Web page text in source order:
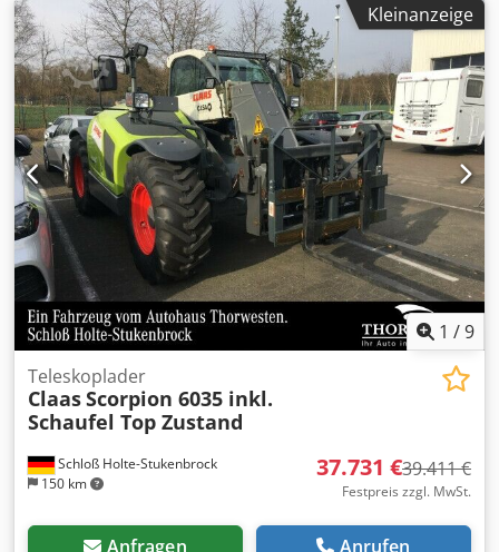
Kleinanzeige
1 /9
Schloß Holte-Stukenbrock
150 km
Teleskoplader
ClaasScorpion 6035 inkl.
Schaufel Top Zustand
37.731 €39.411 €
Festpreis zzgl. MwSt.
Anfragen Anrufen